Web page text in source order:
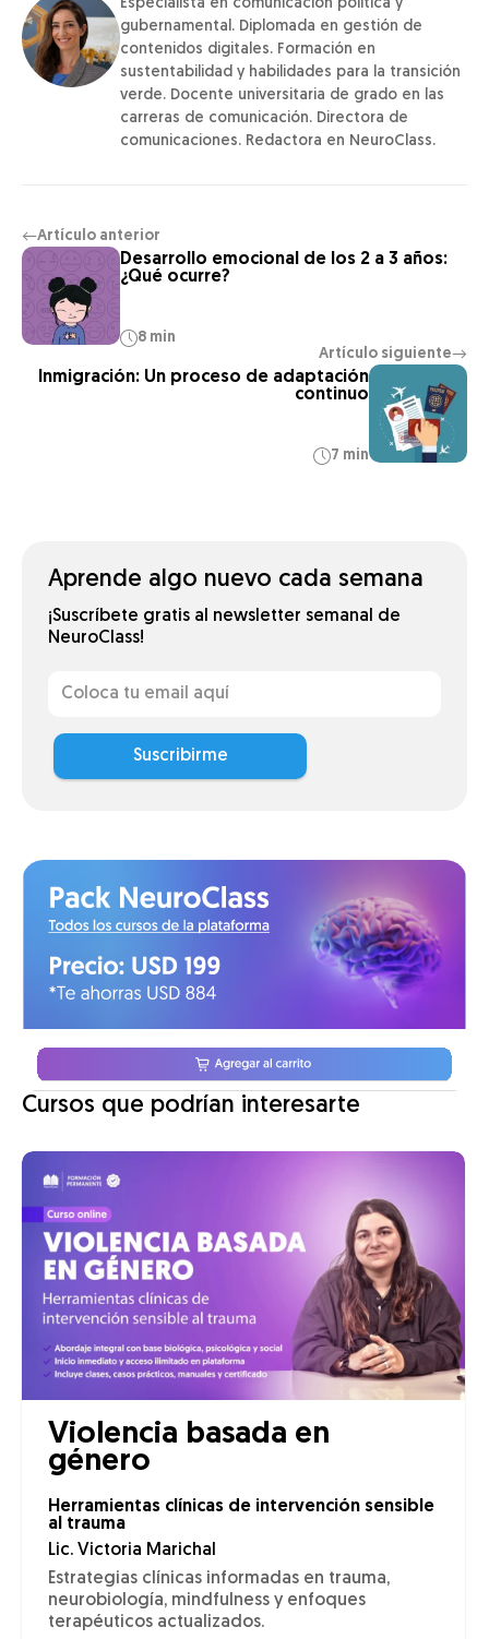
Especialista en comunicación política y
gubernamental. Diplomada en gestión de
contenidos digitales. Formación en
sustentabilidad y habilidades para la transición
verde. Docente universitaria de grado en las
carreras de comunicación. Directora de
comunicaciones. Redactora en NeuroClass.
←Artículo anterior
Desarrollo emocional de los 2 a 3 años:
¿Qué ocurre?
8 min
Artículo siguiente→
Inmigración: Un proceso de adaptación
continuo
7 min
Aprende algo nuevo cada semana
¡Suscríbete gratis al newsletter semanal de
NeuroClass!
Suscribirme
Cursos que podrían interesarte
Violencia basada en
género
Herramientas clínicas de intervención sensible
al trauma
Lic. Victoria Marichal
Estrategias clínicas informadas en trauma,
neurobiología, mindfulness y enfoques
terapéuticos actualizados.